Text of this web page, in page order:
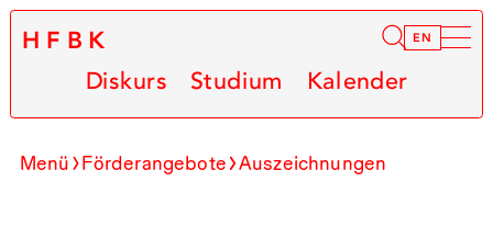
HFBK EN
Diskurs Studium Kalender
Menü Förderangebote Auszeichnungen